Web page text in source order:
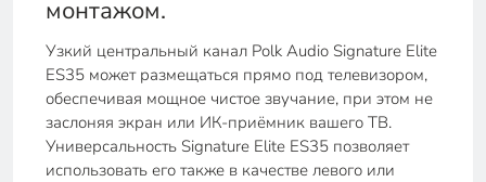
монтажом.
Узкий центральный канал Polk Audio Signature Elite
ES35 может размещаться прямо под телевизором,
обеспечивая мощное чистое звучание, при этом не
заслоняя экран или ИК-приёмник вашего ТВ.
Универсальность Signature Elite ES35 позволяет
использовать его также в качестве левого или